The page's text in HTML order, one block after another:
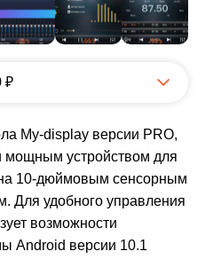
₽
My-display версии PRO,
мощным устройством для
10-дюймовым сенсорным
Для удобного управления
возможности
Android версии 10.1